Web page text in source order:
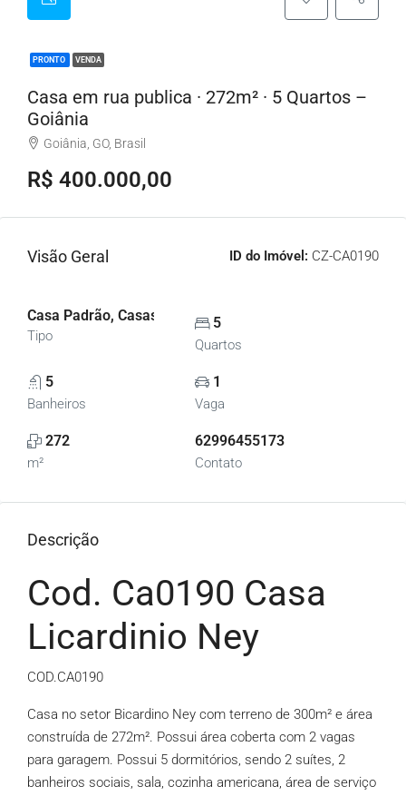
PRONTO VENDA
Casa em rua publica · 272m² · 5 Quartos –
Goiânia
Goiânia, GO, Brasil
R$ 400.000,00
Visão Geral ID do Imóvel: CZ-CA0190
Casa Padrão, Casas
Tipo
5
Quartos
5
Banheiros
1
Vaga
272
m²
62996455173
Contato
Descrição
Cod. Ca0190 Casa
Licardinio Ney
COD.CA0190
Casa no setor Bicardino Ney com terreno de 300m² e área
construída de 272m². Possui área coberta com 2 vagas
para garagem. Possui 5 dormitórios, sendo 2 suítes, 2
banheiros sociais, sala, cozinha americana, área de serviço